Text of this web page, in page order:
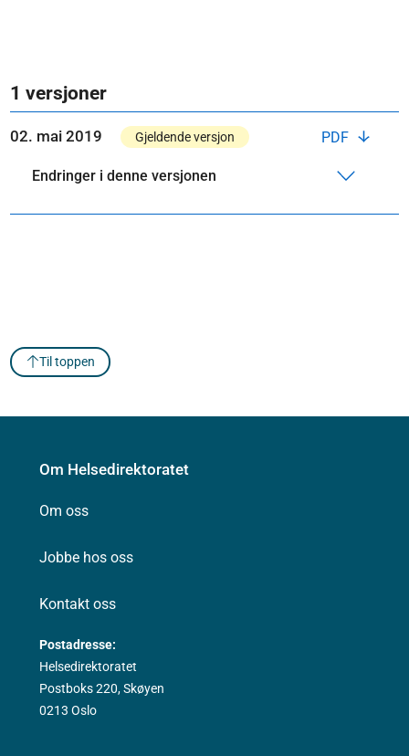
1 versjoner
PDF
02. mai 2019 Gjeldende versjon
Endringer i denne versjonen
Til toppen
Om Helsedirektoratet
Om oss
Jobbe hos oss
Kontakt oss
Postadresse:
Helsedirektoratet
Postboks 220, Skøyen
0213 Oslo